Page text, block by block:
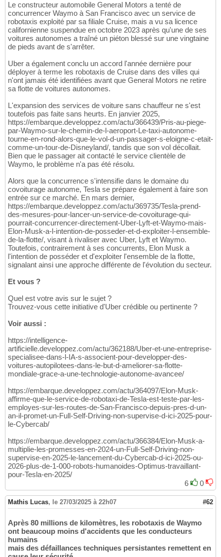
Le constructeur automobile General Motors a tenté de
concurrencer Waymo à San Francisco avec un service de
robotaxis exploité par sa filiale Cruise, mais a vu sa licence
californienne suspendue en octobre 2023 après qu'une de ses
voitures autonomes a traîné un piéton blessé sur une vingtaine
de pieds avant de s'arrêter.
Uber a également conclu un accord l'année dernière pour
déployer à terme les robotaxis de Cruise dans des villes qui
n'ont jamais été identifiées avant que General Motors ne retire
sa flotte de voitures autonomes.
L'expansion des services de voiture sans chauffeur ne s'est
toutefois pas faite sans heurts. En janvier 2025,
https://embarque.developpez.com/actu/366439/Pris-au-piege-
par-Waymo-sur-le-chemin-de-l-aeroport-Le-taxi-autonome-
tourne-en-rond-alors-que-le-vol-d-un-passager-s-eloigne-c-etait-
comme-un-tour-de-Disneyland/, tandis que son vol décollait.
Bien que le passager ait contacté le service clientèle de
Waymo, le problème n'a pas été résolu.
Alors que la concurrence s'intensifie dans le domaine du
covoiturage autonome, Tesla se prépare également à faire son
entrée sur ce marché. En mars dernier,
https://embarque.developpez.com/actu/369735/Tesla-prend-
des-mesures-pour-lancer-un-service-de-covoiturage-qui-
pourrait-concurrencer-directement-Uber-Lyft-et-Waymo-mais-
Elon-Musk-a-l-intention-de-posseder-et-d-exploiter-l-ensemble-
de-la-flotte/, visant à rivaliser avec Uber, Lyft et Waymo.
Toutefois, contrairement à ses concurrents, Elon Musk a
l'intention de posséder et d'exploiter l'ensemble de la flotte,
signalant ainsi une approche différente de l'évolution du secteur.
Et vous ?
Quel est votre avis sur le sujet ?
Trouvez-vous cette initiative d'Uber crédible ou pertinente ?
Voir aussi :
https://intelligence-
artificielle.developpez.com/actu/362188/Uber-et-une-entreprise-
specialisee-dans-l-IA-s-associent-pour-developper-des-
voitures-autopilotees-dans-le-but-d-ameliorer-sa-flotte-
mondiale-grace-a-une-technologie-autonome-avancee/
https://embarque.developpez.com/actu/364097/Elon-Musk-
affirme-que-le-service-de-robotaxi-de-Tesla-est-teste-par-les-
employes-sur-les-routes-de-San-Francisco-depuis-pres-d-un-
an-il-promet-un-Full-Self-Driving-non-supervise-d-ici-2025-pour-
le-Cybercab/
https://embarque.developpez.com/actu/366384/Elon-Musk-a-
multiplie-les-promesses-en-2024-un-Full-Self-Driving-non-
supervise-en-2025-le-lancement-du-Cybercab-d-ici-2025-ou-
2026-plus-de-1-000-robots-humanoides-Optimus-travaillant-
pour-Tesla-en-2025/
6
0
Mathis Lucas, le 27/03/2025 à 22h07 #62
Après 80 millions de kilomètres, les robotaxis de Waymo
ont beaucoup moins d'accidents que les conducteurs
humains
mais des défaillances techniques persistantes remettent en